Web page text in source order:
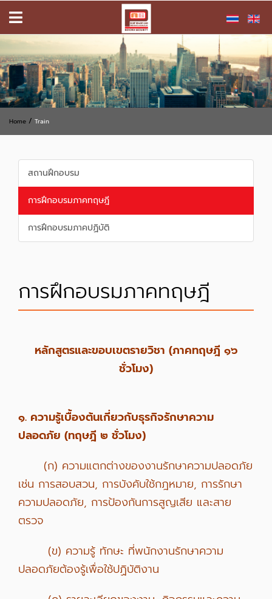
Home / Train
สถานฝึกอบรม
การฝึกอบรมภาคทฤษฎี
การฝึกอบรมภาคปฏิบัติ
การฝึกอบรมภาคทฤษฎี
หลักสูตรและขอบเขตรายวิชา (ภาคทฤษฎี ๑๖
ชั่วโมง)
๑. ความรู้เบื้องต้นเกี่ยวกับธุรกิจรักษาความ
ปลอดภัย (ทฤษฎี ๒ ชั่วโมง)
(ก) ความแตกต่างของงานรักษาความปลอดภัย
เช่น การสอบสวน, การบังคับใช้กฎหมาย, การรักษา
ความปลอดภัย, การป้องกันการสูญเสีย และสาย
ตรวจ
(ข) ความรู้ ทักษะ ที่พนักงานรักษาความ
ปลอดภัยต้องรู้เพื่อใช้ปฏิบัติงาน